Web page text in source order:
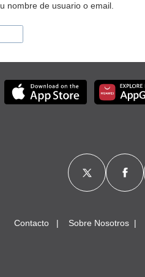
nombre de usuario o email.
Contacto Sobre Nosotros